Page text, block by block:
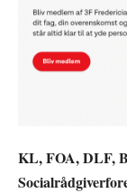
KL, FOA, DLF,